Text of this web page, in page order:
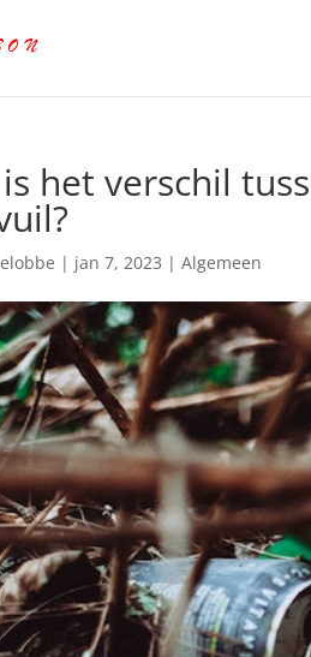
het verschil
| jan 7, 2023 |Algemeen